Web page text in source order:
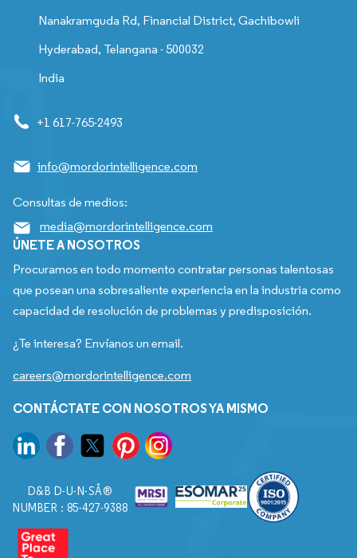
Nanakramguda Rd, Financial District, Gachibowli
Hyderabad, Telangana - 500032
India
+1 617-765-2493
info@mordorintelligence.com
Consultas de medios:
media@mordorintelligence.com
ÚNETE A NOSOTROS
Procuramos en todo momento contratar personas talentosas
que posean una sobresaliente experiencia en la industria como
capacidad de resolución de problemas y predisposición.
¿Te interesa? Envíanos un email.
careers@mordorintelligence.com
CONTÁCTATE CON NOSOTROS YA MISMO
D&B D-U-N-SÂ®
NUMBER : 85-427-9388